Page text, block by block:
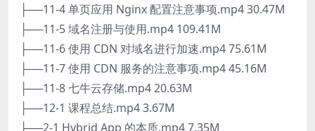
├──11-4 单页应用 Nginx 配置注意事项.mp4 30.47M
├──11-5 域名注册与使用.mp4 109.41M
├──11-6 使用 CDN 对域名进行加速.mp4 75.61M
├──11-7 使用 CDN 服务的注意事项.mp4 45.16M
├──11-8 七牛云存储.mp4 20.63M
├──12-1 课程总结.mp4 3.67M
├──2-1 Hybrid App 的本质.mp4 7.35M